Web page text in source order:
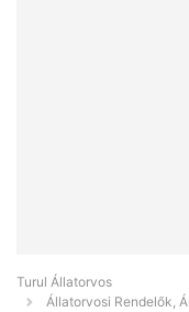
Turul Állatorvos
Állatorvosi Rendelők,